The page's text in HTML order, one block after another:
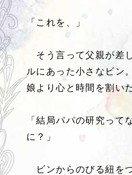
「これを、」
そう言って父親が差
ルにあった小さなビン
娘より心と時間を割い
「結局パパの研究っ
に？」
ビンからのびる紐を